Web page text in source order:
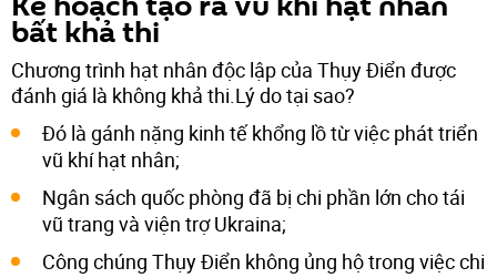
bất khả thi
Chương trình hạt nhân độc lập của Thụy Điển được
đánh giá là không khả thi.Lý do tại sao?
Đó là gánh nặng kinh tế khổng lồ từ việc phát triển
vũ khí hạt nhân;
Ngân sách quốc phòng đã bị chi phần lớn cho tái
vũ trang và viện trợ Ukraina;
Công chúng Thụy Điển không ủng hộ trong việc chi